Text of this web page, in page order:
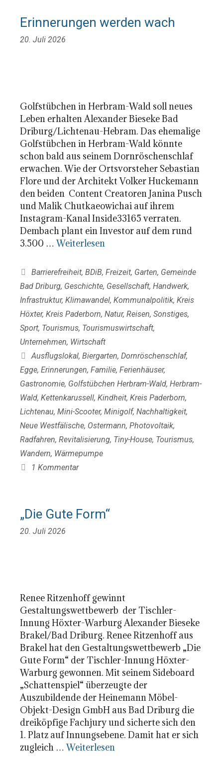
Erinnerungen werden wach
20. Juli 2026
Golfstübchen in Herbram-Wald soll neues
Leben erhalten Alexander Bieseke Bad
Driburg/Lichtenau-Hebram. Das ehemalige
Golfstübchen in Herbram-Wald könnte
schon bald aus seinem Dornröschenschlaf
erwachen. Wie der Ortsvorsteher Sebastian
Flore und der Architekt Volker Huckemann
den beiden Content Creatoren Janina Pusch
und Malik Chutkaeowichai auf ihrem
Instagram-Kanal Inside33165 verraten.
Dembach plant ein Investor auf dem rund
3.500 …Weiterlesen
Kategorien
Barrierefreiheit, BDiB, Freizeit, Garten, Gemeinde
Bad Driburg, Geschichte, Gesellschaft, Handwerk,
Infrastruktur, Klimawandel, Kommunalpolitik, Kreis
Höxter, Kreis Paderborn, Natur, Reisen, Sonstiges,
Sport, Tourismus, Tourismuswirtschaft,
Unternehmen, Wirtschaft
Schlagwörter
Ausflugslokal, Biergarten, Dornröschenschlaf,
Egge, Erinnerungen, Familie, Ferienhäuser,
Gastronomie, Golfstübchen Herbram-Wald, Herbram-
Wald, Kettenkarussell, Kindheit, Kreis Paderborn,
Lichtenau, Mini-Scooter, Minigolf, Nachhaltigkeit,
Neue Westfälische, Ostermann, Photovoltaik,
Radfahren, Revitalisierung, Tiny-House, Tourismus,
Wandern, Wärmepumpe
1 Kommentar
„Die Gute Form“
20. Juli 2026
Renee Ritzenhoff gewinnt
Gestaltungswettbewerb der Tischler-
Innung Höxter-Warburg Alexander Bieseke
Brakel/Bad Driburg. Renee Ritzenhoff aus
Brakel hat den Gestaltungswettbewerb „Die
Gute Form“ der Tischler-Innung Höxter-
Warburg gewonnen. Mit seinem Sideboard
„Schattenspiel“ überzeugte der
Auszubildende der Heinemann Möbel-
Objekt-Design GmbH aus Bad Driburg die
dreiköpfige Fachjury und sicherte sich den
1. Platz auf Innungsebene. Damit hat er sich
zugleich …Weiterlesen